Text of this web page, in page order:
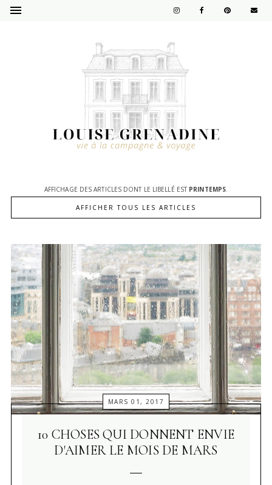
AFFICHAGE DES ARTICLES DONT LE LIBELLÉ EST PRINTEMPS.
AFFICHER TOUS LES ARTICLES
MARS 01, 2017
10 CHOSES QUI DONNENT ENVIE
D'AIMER LE MOIS DE MARS